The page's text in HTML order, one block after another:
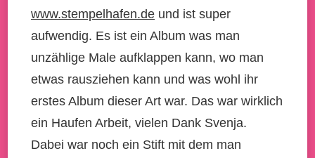
www.stempelhafen.de und ist super
aufwendig. Es ist ein Album was man
unzählige Male aufklappen kann, wo man
etwas rausziehen kann und was wohl ihr
erstes Album dieser Art war. Das war wirklich
ein Haufen Arbeit, vielen Dank Svenja.
Dabei war noch ein Stift mit dem man